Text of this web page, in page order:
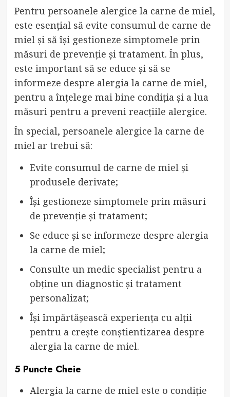
Pentru persoanele alergice la carne de miel,
este esențial să evite consumul de carne de
miel și să își gestioneze simptomele prin
măsuri de prevenție și tratament. În plus,
este important să se educe și să se
informeze despre alergia la carne de miel,
pentru a înțelege mai bine condiția și a lua
măsuri pentru a preveni reacțiile alergice.
În special, persoanele alergice la carne de
miel ar trebui să:
Evite consumul de carne de miel și
produsele derivate;
Își gestioneze simptomele prin măsuri
de prevenție și tratament;
Se educe și se informeze despre alergia
la carne de miel;
Consulte un medic specialist pentru a
obține un diagnostic și tratament
personalizat;
Își împărtășească experiența cu alții
pentru a crește conștientizarea despre
alergia la carne de miel.
5 Puncte Cheie
Alergia la carne de miel este o condiție